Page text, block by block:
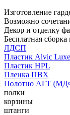
Изготовление
Возможно
Декор и отделку
Бесплатная
ЛДСП
Пластик Alvic Luxe
Пластик HPL
Пленка ПВХ
Полотно АГТ
полки
корзины
штанги